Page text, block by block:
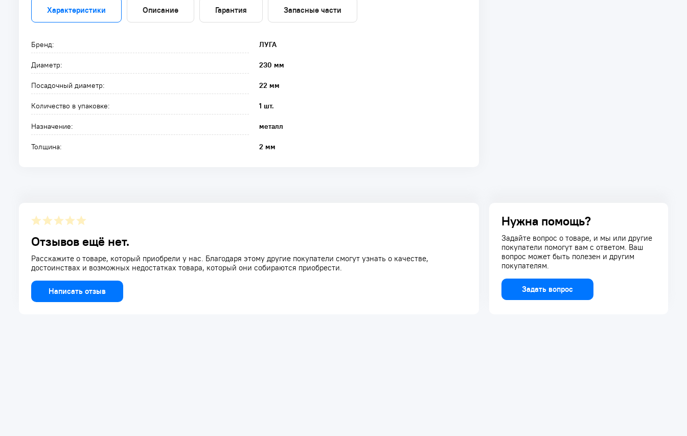
Характеристики Описание Гарантия Запасные части
Бренд: ЛУГА
Диаметр: 230 мм
Посадочный диаметр: 22 мм
Количество в упаковке: 1 шт.
Назначение: металл
Толщина: 2 мм
Отзывов ещё нет.
Расскажите о товаре, который приобрели у нас. Благодаря этому другие покупатели смогут узнать о качестве,
достоинствах и возможных недостатках товара, который они собираются приобрести.
Написать отзыв
Нужна помощь?
Задайте вопрос о товаре, и мы или другие
покупатели помогут вам с ответом. Ваш
вопрос может быть полезен и другим
покупателям.
Задать вопрос